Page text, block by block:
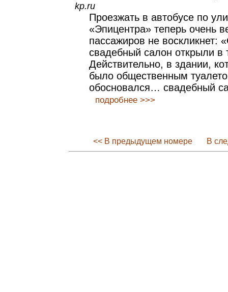
kp.ru
Проезжать в автобусе по
«Эпицентра» теперь очень
пассажиров не воскликнет:
свадебный салон открыли в
Действительно, в здании,
было общественным
обосновался… свадебный
подробнее >>>
<< В предыдущем номере В